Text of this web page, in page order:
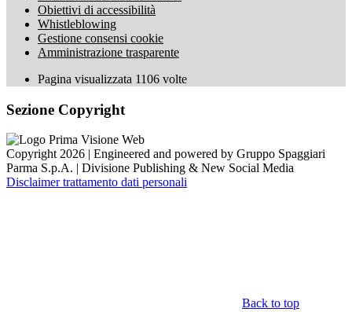
Obiettivi di accessibilità
Whistleblowing
Gestione consensi cookie
Amministrazione trasparente
Pagina visualizzata 1106 volte
Sezione Copyright
Copyright 2026 | Engineered and powered by Gruppo Spaggiari
Parma S.p.A. | Divisione Publishing & New Social Media
Disclaimer trattamento dati personali
Back to top